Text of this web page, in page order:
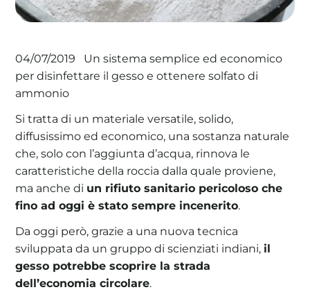
La tua cooperativa energetica sostenibile
04/07/2019
Un sistema semplice ed economico
per disinfettare il gesso e ottenere solfato di
ammonio
Si tratta di un materiale versatile, solido,
diffusissimo ed economico, una sostanza naturale
che, solo con l’aggiunta d’acqua, rinnova le
caratteristiche della roccia dalla quale proviene,
ma anche di un rifiuto sanitario pericoloso che
fino ad oggi è stato sempre incenerito.
Da oggi però, grazie a una nuova tecnica
sviluppata da un gruppo di scienziati indiani, il
gesso potrebbe scoprire la strada
dell’economia circolare.